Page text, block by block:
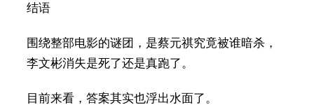
结语
围绕整部电影的谜团，是蔡元祺究竟被谁暗杀，
李文彬消失是死了还是真跑了。
目前来看，答案其实也浮出水面了。